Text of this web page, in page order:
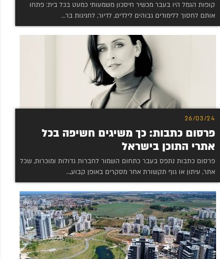
קופות הגמל היו בעבר מכשיר חיסכון משמעותי כמעט בכל בית: פתחו
אותם לחסוך ללימודים גבוהים לילדים, לדיור, לחגיגות בר…
26/03/24
פרסום כתבות: כך משיגים חשיפה בכל
אתרי התוכן בישראל
פרסום כתבות נתפס בעבר כתחום השמור לחברות גדולות ומוכרות, שכל
אתר, עיתון או גוף תקשורת אחר מסקרים באופן קבוע,…